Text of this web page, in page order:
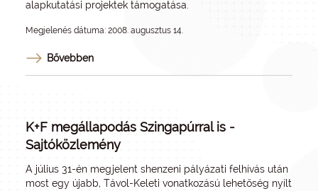
alapkutatási projektek támogatása.
Megjelenés dátuma: 2008. augusztus 14.
Bővebben
K+F megállapodás Szingapúrral is -
Sajtóközlemény
A július 31-én megjelent shenzeni pályázati felhívás után
most egy újabb, Távol-Keleti vonatkozású lehetőség nyílt